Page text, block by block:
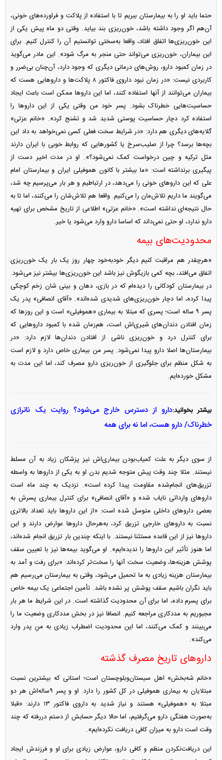
حتما باید او را به بیمارستان ببریم تا با استفاده از پلاکت و فراورده‌های خونی،
آن‌هم اگر وجود داشته باشد، خون‌ریزی بند بیاید. وقتی دو ماه پیش یکی از
این خون‌ریزی‌ها اتفاق افتاد، واقعا به‌سختی توانستیم آن را کنترل کنیم. برای
این بیماران، خون‌ریزی می‌تواند حتی منجر به مرگ شود». این مادر می‌گوید
در زمان کمبود دارو، روش‌های درمانی دیگری که وجود دارد، آن‌چنان بی‌ضرر و
کاربردی نیست: «در زمان نبود داروی فاکتور ۸ پلاکت‌ها و دارو‌هایی هست که
بیماران می‌توانند از آنها استفاده کنند، اما این دارو‌ها ممکن است باعث ایجاد
حساسیت‌هایی خطرناک بشود. پسر خود من وقتی یکی از این دارو‌ها را
استفاده کرد دچار حساسیت پوستی شدید شد و تشنج کرد». «خانم عزتی»
گلایه‌های دیگری هم دارد: «در شرایط سخت فعلی کسی نمی‌خواهد به داد این
بچه‌ها برسد؟ چرا از صلیب‌سرخ یا کشور‌هایی که روابط خوبی با ایران دارند
مثل ترکیه و چین درخواست کمک نمی‌شود؟». او در مدت اخیر دست از
پیگیری برنداشته است: «ما بیشتر با کانون هموفیلی ایران و بیمارستان امام
علی که این دارو‌های خونی را می‌دهد، در ارتباطیم و هر بار می‌پرسیم چه شد،
می‌گویند ما داریم تلاش‌مان را می‌کنیم. واقعا هم تلاش‌شان را می‌کنند، اما تا به
حال نتیجه‌ای نداشته است». «خانم عزتی» اطلاعی از تاریخ مشخص برای تهیه
دارو ندارد، او حتی نمی‌داند که اساسا دارو وارد می‌شود یا خیر.
محدودیت‌های بیمه
«هرچقدر هم مراقبت کنیم دیگر خود‌به‌خود چهار روز یک بار یک خون‌ریزی
اتفاق می‌افتد، بچه کمی بازیگوش نیز باشد این خون‌ریزی‌ها بیشتر نیز می‌شود.
در بیمارستان کودکانی را دیده‌ام که در بازی، دهان و بینی شان زخم کوچکی
پیدا کرده، اما دچار خون‌ریزی‌های شدیدی شده‌اند». «آقای انصافی» پدر یک
پسر ۹ ساله است؛ پسری که مبتلا به بیماری «هموفیلی» است و این روز‌ها که
زمان افتادن دندان‌های شیری‌اش است، هم‌زمان شده با کمبود دارو‌هایی که
برای کنترل درد و خون‌ریزی ناشی از افتادن دندان‌ها لازم دارد: «در
بیمارستان‌ها اصلا دارو پیدا نمی‌شود. پسر من بیماری خاص دارد و لازم است
به شکل منظم برای جلوگیری از خون‌ریزی دارو مصرف کند، اما این مدت به
مشکل خورده‌ایم.
بیشتر بخوانید:دارو از دسترس خارج می‌شود؟ روایت یک ناترازی
خطرناک/ دارو هست، اما نه برای همه
از سوی دیگر به علت کمیاب‌بودن بیماری‌اش نیز پزشکان زیاد به آن مسلط
نیستند. مثلا چند وقت پیش متوجه شدیم بدن او به یکی از دارو‌ها به واسطه
تزریق‌های انجام‌شده مقاومت پیدا کرده است». نزدیک به چند ماه است
دارو‌های وارداتی نایاب شده و «آقای انصافی» برای کنترل بیماری پسرش به
بعضی دارو‌های داخلی متوسل شده است: «از این دارو‌ها باید تعداد بالاتری
نسبت به دارو‌های خارجی تزریق کرد، به‌هرحال دارو‌ها عوارض دارند و این
دارو‌ها نیز از این قاعده مستثنا نیستند. با اینکه چندین بار تزریق انجام شده‌اند،
اما هنوز تأثیر این دارو‌ها را ندیده‌ایم». او می‌گوید بیمه‌ها نیز با تعیین سقف
پوشش هزینه‌ها، وضعیت سخت آنها را سخت‌تر کرده‌اند: «برای رفت و آمد به
بیمارستان هزینه زیادی به ما تحمیل می‌شود، وقتی به بیمارستان می‌رسیم هم
باید نگران باشیم سقف پوشش پر نشده باشد. تأمین اجتماعی یک بیمه خاص
برای پسرم داده، اما برای آن محدودیت گذاشته است. در این شرایط ما هر بار
مجبوریم به مددکاری مراجعه کنیم. انصافا نیز در بخش مددکاری وضعیت ما را
می‌بینند و کمک می‌کنند، اما این محدودیت اضطراب زیادی به منِ پدر وارد
می‌کند».
دارو‌های تاریخ مصرف گذشته
«خانم شه‌بخش» اهل سیستان‌وبلوچستان است؛ استانی که بیشترین نسبت
مبتلایان به بیماری هموفیلی در کل کشور را دارد. او و پسر ۹‌ساله‌اش هر دو
مبتلا به «هموفیلی» هستند و نیاز شدید به داروی فاکتور ۱۳ دارند: «قبلا
به‌صورت هفتگی دارو می‌گرفتیم، اما حالا دیگر حسابش از دستم در‌رفته که چند
وقت است دارو به میزان کافی دریافت نکرده‌ایم».
این دریافت‌نکردن منظم و کافی دارو، عوارض زیادی برای او و فرزندش ایجاد